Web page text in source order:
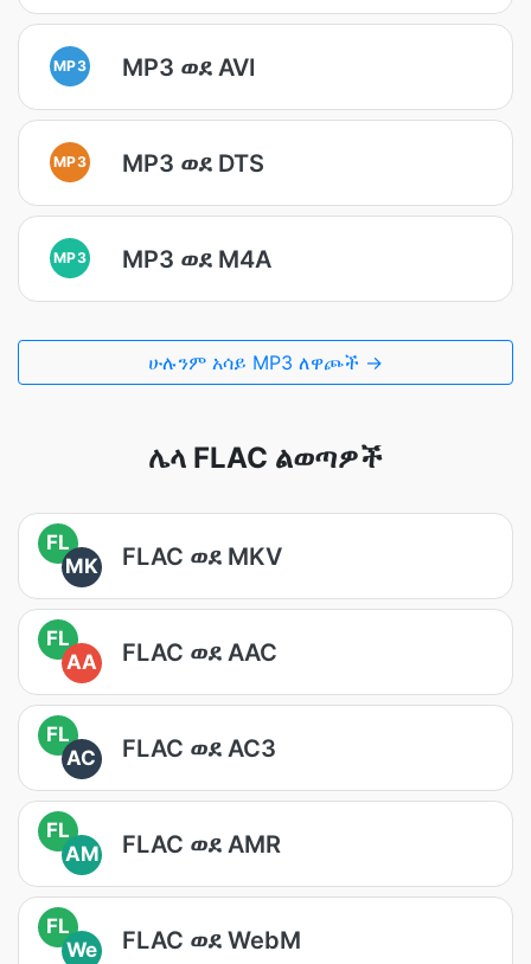
MP3 MP3 ወደ AVI
MP3 MP3 ወደ DTS
MP3 MP3 ወደ M4A
ሁሉንም አሳይ MP3 ለዋጮች →
ሌላ FLAC ልወጣዎች
FL
MK
FLAC ወደ MKV
FL
AA
FLAC ወደ AAC
FL
AC
FLAC ወደ AC3
FL
AM
FLAC ወደ AMR
FL
We
FLAC ወደ WebM